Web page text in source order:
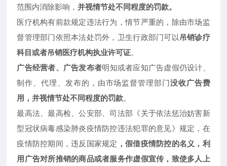
范围内消除影响，并视情节处不同程度的罚款。
医疗机构有前款规定违法行为，情节严重的，除由市场监
督管理部门依照本法处罚外，卫生行政部门可以 吊销诊疗
科目或者吊销医疗机构执业许可证。
广告经营者、广告发布者明知或者应知广告虚假仍设计、
制作、代理、发布的，由市场监督管理部门没收广告费
用，并视情节处不同程度的罚款。
最高法、最高检、公安部、司法部《关于依法惩治妨害新
型冠状病毒感染肺炎疫情防控违法犯罪的意见》规定，在
疫情防控期间，违反国家规定 ，假借疫情防控的名义，利
用广告对所推销的商品或者服务作虚假宣传，致使多人上